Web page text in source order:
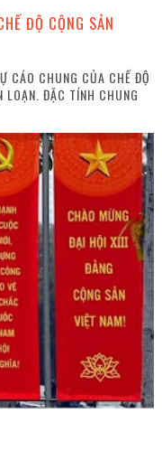
ĐỘ CỘNG SẢN
CÁO CHUNG CỦA CHẾ ĐỘ
LOẠN. ĐẶC TÍNH CHUNG